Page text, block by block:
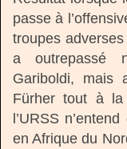
passe à
troupes
a outrepassé
Gariboldi, mais
Fürher tout à la
l’URSS
en Afrique du